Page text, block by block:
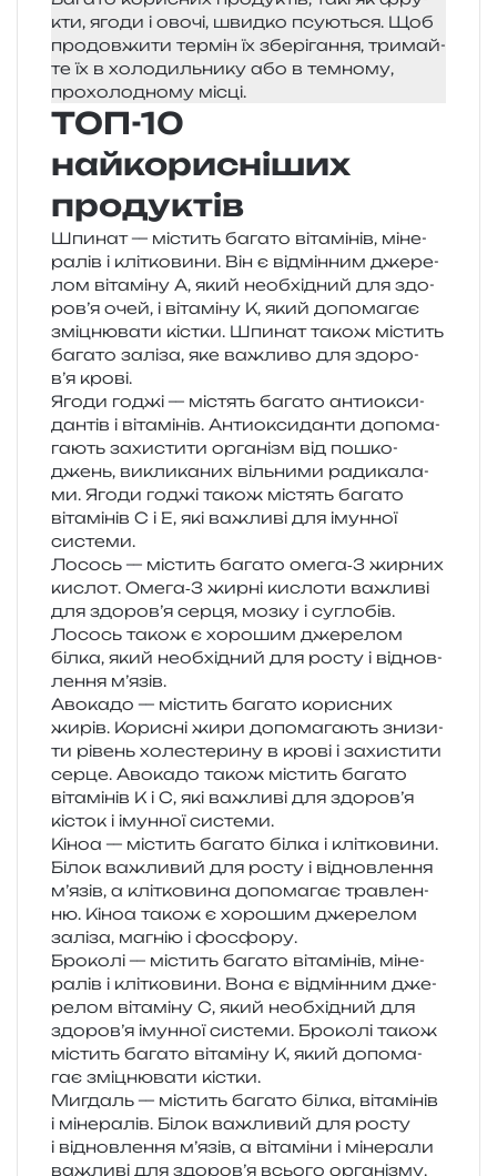
кти, ягоди і овочі, швид­ко псу­ю­ться. Щоб
про­дов­жи­ти тер­мін їх збе­рі­га­н­ня, три­май­
те їх в холо­диль­ни­ку або в тем­но­му,
прохо­ло­дно­му місці.
ТОП-10
найкорисніших
продуктів
Шпинат — містить бага­то віта­мі­нів, міне­
ра­лів і клі­тко­ви­ни. Він є від­мін­ним дже­ре­
лом віта­мі­ну А, який необ­хі­дний для здо­
ро­в’я очей, і віта­мі­ну К, який допо­ма­гає
змі­цню­ва­ти кіс­тки. Шпинат також містить
бага­то залі­за, яке важли­во для здо­ро­
в’я крові.
Ягоди годжі — містять бага­то анти­о­кси­
дан­тів і віта­мі­нів. Антиоксиданти допо­ма­
га­ють захи­сти­ти орга­нізм від пошко­
джень, викли­ка­них віль­ни­ми ради­ка­ла­
ми. Ягоди годжі також містять бага­то
віта­мі­нів С і Е, які важли­ві для імун­ної
системи.
Лосось — містить бага­то омега‑3 жир­них
кислот. Омега‑3 жирні кисло­ти важли­ві
для здо­ро­в’я серця, мозку і сугло­бів.
Лосось також є хоро­шим дже­ре­лом
білка, який необ­хі­дний для росту і від­нов­
ле­н­ня м’язів.
Авокадо — містить бага­то кори­сних
жирів. Корисні жири допо­ма­га­ють зни­зи­
ти рівень холе­сте­ри­ну в крові і захи­сти­ти
серце. Авокадо також містить бага­то
віта­мі­нів К і С, які важли­ві для здо­ро­в’я
кісток і імун­ної системи.
Кіноа — містить бага­то білка і клі­тко­ви­ни.
Білок важли­вий для росту і від­нов­ле­н­ня
м’я­зів, а клі­тко­ви­на допо­ма­гає трав­лен­
ню. Кіноа також є хоро­шим дже­ре­лом
залі­за, магнію і фосфору.
Броколі — містить бага­то віта­мі­нів, міне­
ра­лів і клі­тко­ви­ни. Вона є від­мін­ним дже­
ре­лом віта­мі­ну С, який необ­хі­дний для
здо­ро­в’я імун­ної систе­ми. Броколі також
містить бага­то віта­мі­ну К, який допо­ма­
гає змі­цню­ва­ти кістки.
Мигдаль — містить бага­то білка, віта­мі­нів
і міне­ра­лів. Білок важли­вий для росту
і від­нов­ле­н­ня м’я­зів, а віта­мі­ни і міне­ра­ли
важли­ві для здо­ро­в’я всьо­го орга­ні­зму.